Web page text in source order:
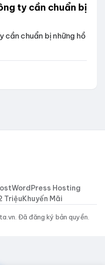
ty cần chuẩn bị
cần chuẩn bị những hồ
WordPress Hosting
TriệuKhuyến Mãi
Đã đăng ký bản quyền.